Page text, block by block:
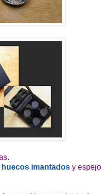
huecos imantados y espejo